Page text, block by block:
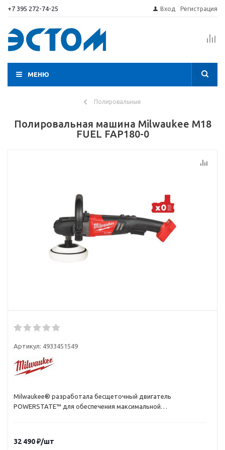
+7 395 272-74-25 Вход Регистрация
МЕНЮ
Полировальные
Полировальная машина Milwaukee M18
FUEL FAP180-0
Артикул: 4933451549
Milwaukee® разработала бесщеточный двигатель
POWERSTATE™ для обеспечения максимальной
Интеллектуальная система REDLINK PLUS™ обеспечивает
32 490₽/шт